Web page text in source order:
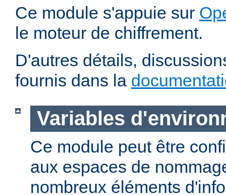
Ce module s'appuie sur
le moteur de chiffrement.
D'autres détails,
fournis dans la
Variables
Ce module peut être
aux espaces de
nombreux éléments